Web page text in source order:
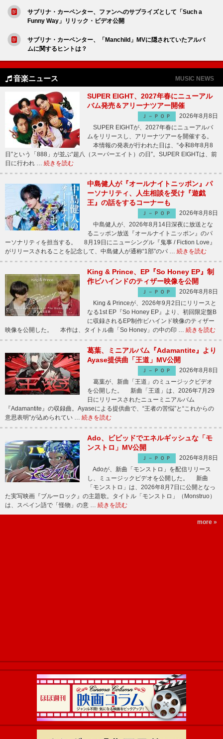
サブリナ・カーペンター、ファンへのサプライズとして「Such a
Funny Way」リリック・ビデオ公開
サブリナ・カーペンター、「Manchild」MVに隠されていたアルバ
ムに関するヒントは？
音楽ニュース MUSIC NEWS
SUPER EIGHT、2027年春にニューアル
バム発売＆アリーナツアー開催
Ｊ－ＰＯＰ
2026年8月8日
SUPER EIGHTが、2027年春にニューアルバ
ムをリリースし、アリーナツアーを開催する。
本情報の発表が行われた日は、“令和8年8月8
日”という「888」が並ぶ“超八（スーパーエイト）の日”。SUPER EIGHTは、前
日に行われ … 続きを読む
中島健人が『オールナイトニッポン』パ
ーソナリティ、人生相談を受け『遊戯
王』の話をするコーナーも
Ｊ－ＰＯＰ
2026年8月8日
中島健人が、2026年8月14日深夜に放送とな
るニッポン放送『オールナイトニッポン』のパ
ーソナリティを担当する。 8月19日にニューシングル『鬼事 / Fiction Love』
がリリースされることを記念して、中島健人が通称“1部”のパ … 続きを読む
King & Prince、EP『So Honey EP』制
作ビハインドのティザー映像を公開
Ｊ－ＰＯＰ
2026年8月8日
King & Princeが、2026年9月2日にリリースと
なる1st EP『So Honey EP』より、初回限定盤B
に収録されるEP制作ビハインド映像のティザー
映像を公開した。 本作は、タイトル曲「So Honey」の中の印 … 続きを読む
葛葉、ミニアルバム『Adamantite』より
Ayase提供曲「王道」MV公開
Ｊ－ＰＯＰ
2026年8月8日
葛葉が、新曲「王道」のミュージックビデオ
を公開した。 新曲「王道」は、2026年7月29
日にリリースされたニューミニアルバム
『Adamantite』の収録曲。Ayaseによる提供曲で、“王者の苦悩”と“これからの
意思表明”が込められてい … 続きを読む
Ado、ビビッドでエネルギッシュな「モ
ンストロ」MV公開
Ｊ－ＰＯＰ
2026年8月8日
Adoが、新曲「モンストロ」を配信リリース
し、ミュージックビデオを公開した。 新曲
「モンストロ」は、2026年8月7日に公開となっ
た実写映画『ブルーロック』の主題歌。タイトル「モンストロ」（Monstruo）
は、スペイン語で「怪物」の意 … 続きを読む
more »